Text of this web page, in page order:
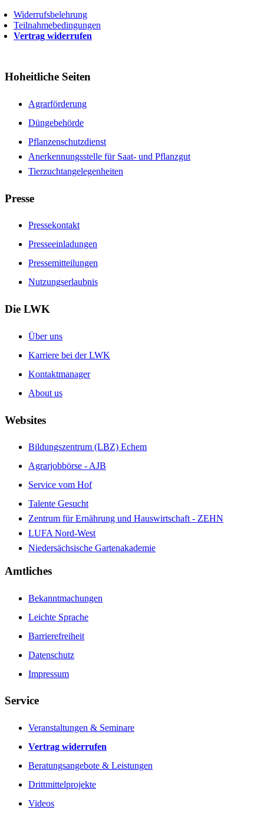
Widerrufsbelehrung
Teilnahmebedingungen
Vertrag widerrufen
Hoheitliche Seiten
Agrarförderung
Düngebehörde
Pflanzenschutzdienst
Anerkennungsstelle für Saat- und Pflanzgut
Tierzuchtangelegenheiten
Presse
Pressekontakt
Presseeinladungen
Pressemitteilungen
Nutzungserlaubnis
Die LWK
Über uns
Karriere bei der LWK
Kontaktmanager
About us
Websites
Bildungszentrum (LBZ) Echem
Agrarjobbörse - AJB
Service vom Hof
Talente Gesucht
Zentrum für Ernährung und Hauswirtschaft - ZEHN
LUFA Nord-West
Niedersächsische Gartenakademie
Amtliches
Bekanntmachungen
Leichte Sprache
Barrierefreiheit
Datenschutz
Impressum
Service
Veranstaltungen & Seminare
Vertrag widerrufen
Beratungsangebote & Leistungen
Drittmittelprojekte
Videos